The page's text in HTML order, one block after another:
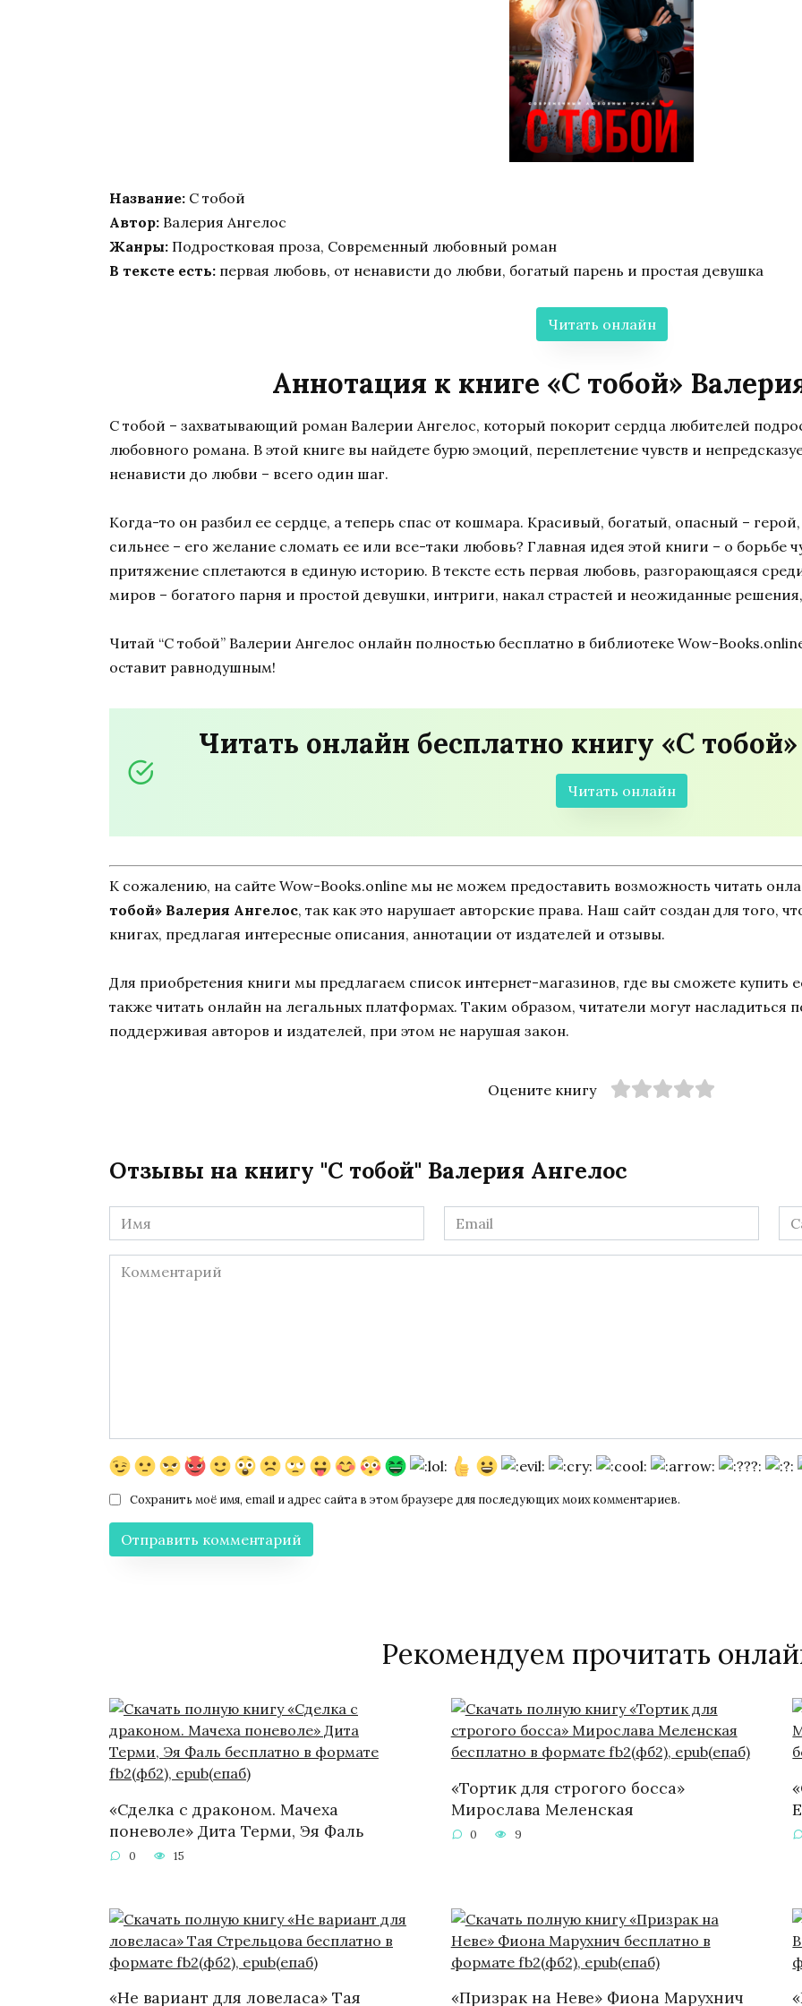
Название: С тобой
Автор: Валерия Ангелос
Жанры: Подростковая проза, Современный любовный роман
В тексте есть: первая любовь, от ненависти до любви, богатый парень и простая девушка
Читать онлайн
Аннотация к книге «С тобой»
С тобой – захватывающий роман Валерии Ангелос, который покорит сердца любителей
любовного романа. В этой книге вы найдете бурю эмоций, переплетение чувств и
ненависти до любви – всего один шаг.
Когда-то он разбил ее сердце, а теперь спас от кошмара. Красивый, богатый, опасный –
сильнее – его желание сломать ее или все-таки любовь? Главная идея этой книги – о борьбе
притяжение сплетаются в единую историю. В тексте есть первая любовь, разгорающаяся
миров – богатого парня и простой девушки, интриги, накал страстей и неожиданные
Читай “С тобой” Валерии Ангелос онлайн полностью бесплатно в библиотеке Wow-
оставит равнодушным!
Читать онлайн бесплатно книгу «С
Читать онлайн
К сожалению, на сайте Wow-Books.online мы не можем предоставить возможность читать
тобой» Валерия Ангелос, так как это нарушает авторские права. Наш сайт создан для того,
книгах, предлагая интересные описания, аннотации от издателей и отзывы.
Для приобретения книги мы предлагаем список интернет-магазинов, где вы сможете купить
также читать онлайн на легальных платформах. Таким образом, читатели могут насладиться
поддерживая авторов и издателей, при этом не нарушая закон.
Оцените книгу
Отзывы на книгу "С тобой" Валерия Ангелос
Имя
*
Email
*
Комментарий
Сохранить моё имя, email и адрес сайта в этом браузере для последующих моих комментариев.
Рекомендуем прочитать
«Сделка с драконом. Мачеха
поневоле» Дита Терми, Эя Фаль
0 15
«Тортик для строгого босса»
Мирослава Меленская
0 9
«Не вариант для ловеласа» Тая «Призрак на Неве» Фиона Марухнич